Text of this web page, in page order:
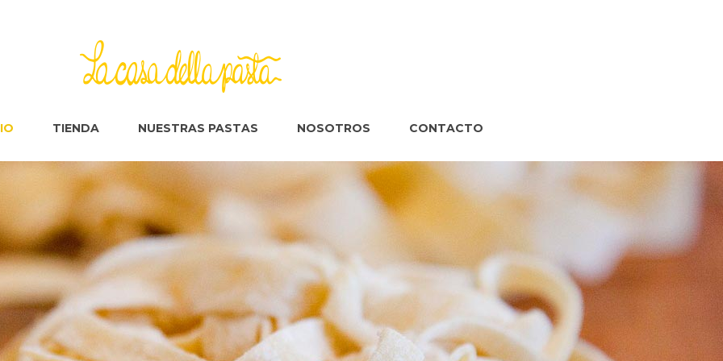
TIENDA NUESTRAS PASTAS NOSOTROS CONTACTO